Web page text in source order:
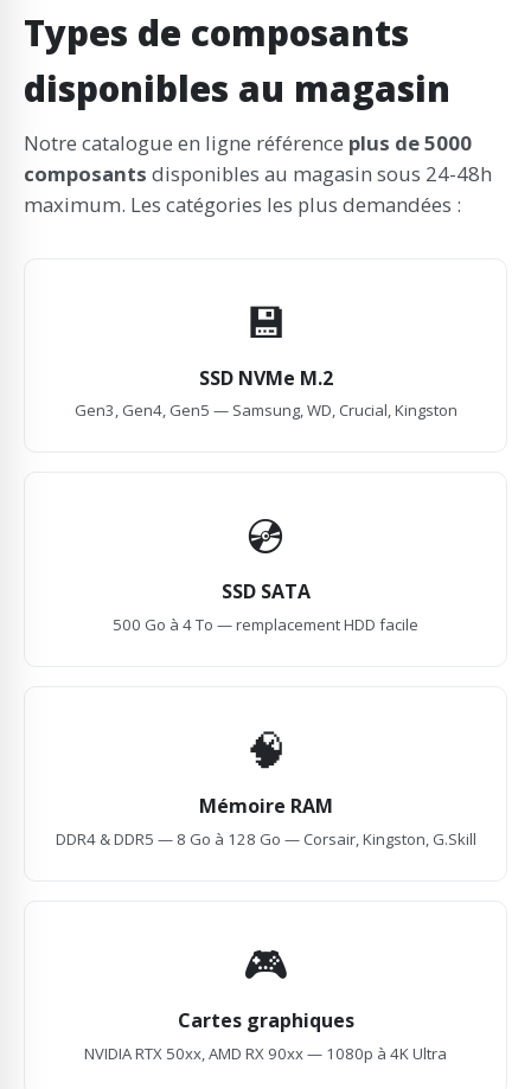
Types de composants
disponibles au magasin
Notre catalogue en ligne référence plus de 5000
composants disponibles au magasin sous 24-48h
maximum. Les catégories les plus demandées :
💾
SSD NVMe M.2
Gen3, Gen4, Gen5 — Samsung, WD, Crucial, Kingston
💿
SSD SATA
500 Go à 4 To — remplacement HDD facile
🧠
Mémoire RAM
DDR4 & DDR5 — 8 Go à 128 Go — Corsair, Kingston, G.Skill
🎮
Cartes graphiques
NVIDIA RTX 50xx, AMD RX 90xx — 1080p à 4K Ultra